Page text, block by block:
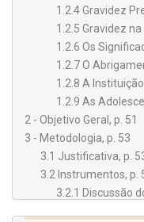
1.2.4 Gravidez
1.2.5 Gravidez
1.2.6 Os
1.2.7 O
1.2.8 A
1.2.9 As
2 - Objetivo Geral, p. 51
3 - Metodologia, p. 53
3.1 Justificativa, p.
3.2 Instrumentos, p.
3.2.1 Discussão